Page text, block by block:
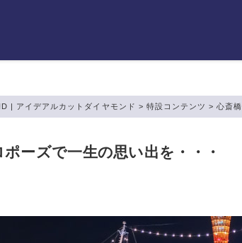
| アイデアルカットダイヤモンド > 特設コンテンツ >心斎橋
ーズで一生の思い出を・・・